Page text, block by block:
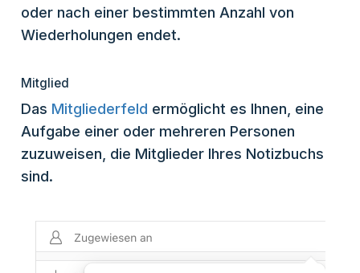
oder nach einer bestimmten Anzahl von
Wiederholungen endet.
Mitglied
Das Mitgliederfeld ermöglicht es Ihnen, eine
Aufgabe einer oder mehreren Personen
zuzuweisen, die Mitglieder Ihres Notizbuchs
sind.